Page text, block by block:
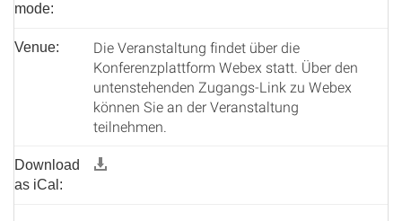
mode:
Venue:
Die Veranstaltung findet über die
Konferenzplattform Webex statt. Über den
untenstehenden Zugangs-Link zu Webex
können Sie an der Veranstaltung
teilnehmen.
Download
as iCal: